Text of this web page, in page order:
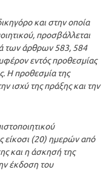
και στην οποία
προσβάλλεται
των άρθρων 583, 584
εντός προθεσμίας
Η προθεσμία της
ισχύ της πράξης και την
είκοσι (20) ημερών από
και η άσκησή της
έκδοση του